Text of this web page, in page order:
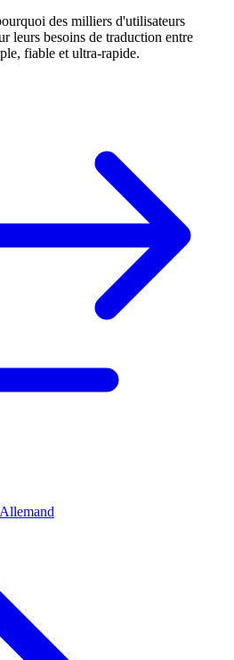
des milliers d'utilisateurs
leurs besoins de traduction entre
fiable et ultra-rapide.